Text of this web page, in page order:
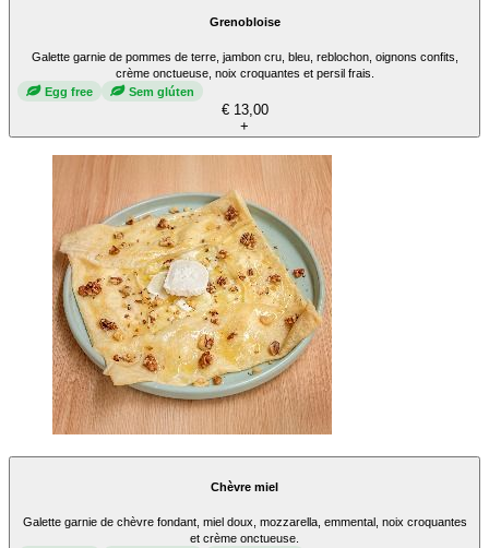
Grenobloise
Galette garnie de pommes de terre, jambon cru, bleu, reblochon, oignons confits,
crème onctueuse, noix croquantes et persil frais.
Egg free
Sem glúten
€ 13,00
+
Chèvre miel
Galette garnie de chèvre fondant, miel doux, mozzarella, emmental, noix croquantes
et crème onctueuse.